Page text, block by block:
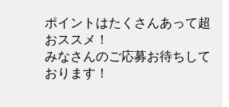
ポイントはたくさんあって超
おススメ！
みなさんのご応募お待ちして
おります！